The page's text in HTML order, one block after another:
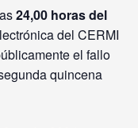
24,00 horas del
del CERMI
el fallo
quincena